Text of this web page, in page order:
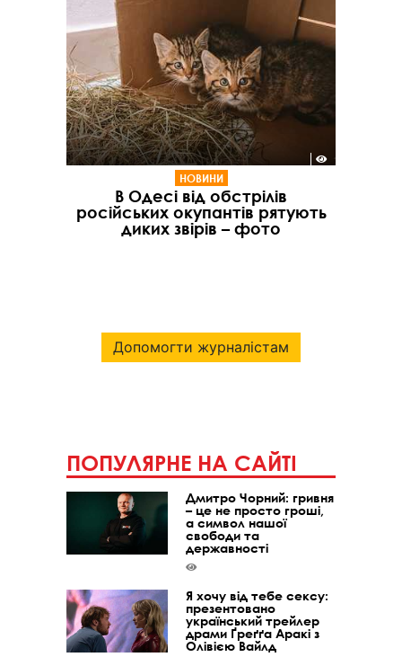
НОВИНИ
В Одесі від обстрілів
російських окупантів рятують
диких звірів – фото
Допомогти журналістам
ПОПУЛЯРНЕ НА САЙТІ
Дмитро Чорний: гривня
– це не просто гроші,
а символ нашої
свободи та
державності
Я хочу від тебе сексу:
презентовано
український трейлер
драми Ґреґґа Аракі з
Олівією Вайлд